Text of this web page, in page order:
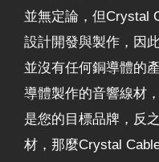
並無定論，但Crystal
設計開發與製作，因
並沒有任何銅導體的
導體製作的音響線材
是您的目標品牌，反
材，那麼Crystal